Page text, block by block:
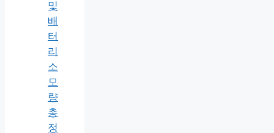
및
배
터
리
소
모
량
총
정